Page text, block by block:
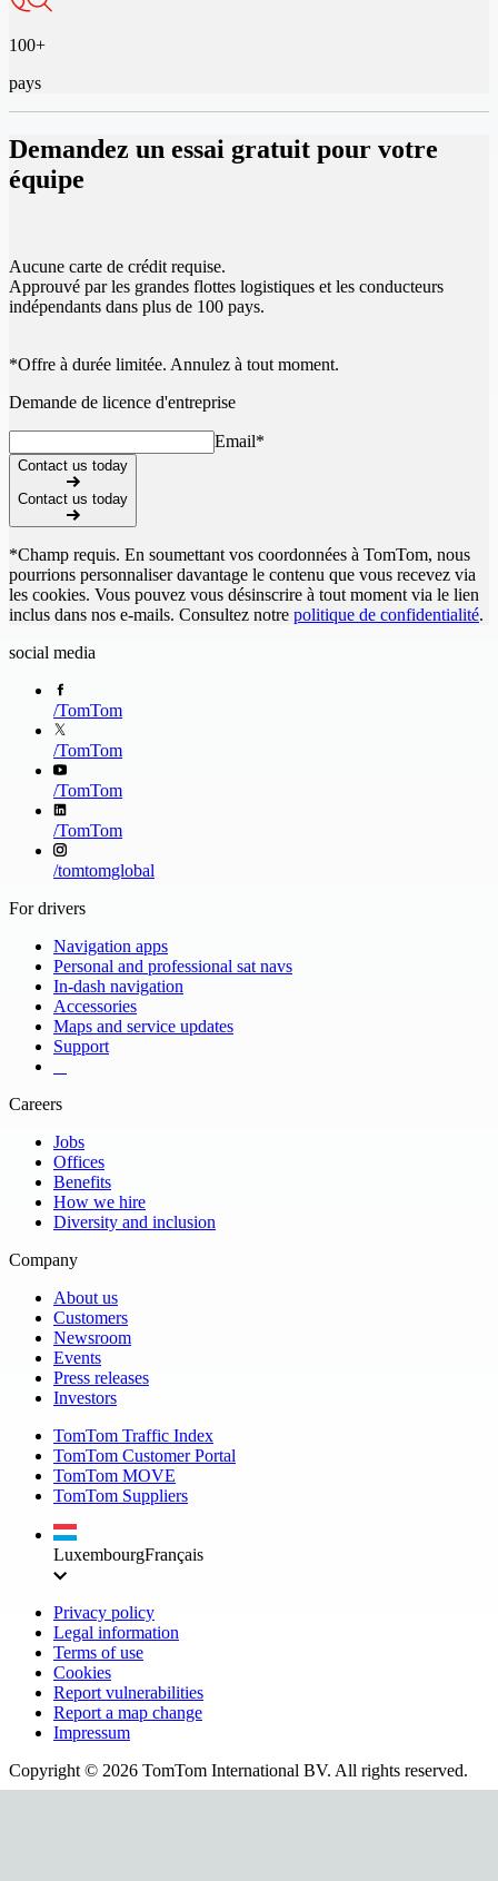
100+
pays
Demandez un essai gratuit pour votre
équipe
Aucune carte de crédit requise.
Approuvé par les grandes flottes logistiques et les conducteurs
indépendants dans plus de 100 pays.
*Offre à durée limitée. Annulez à tout moment.
Demande de licence d'entreprise
Email*
Contact us today
Contact us today
*Champ requis. En soumettant vos coordonnées à TomTom, nous
pourrions personnaliser davantage le contenu que vous recevez via
les cookies. Vous pouvez vous désinscrire à tout moment via le lien
inclus dans nos e-mails. Consultez notre politique de confidentialité.
social media
/TomTom
/TomTom
/TomTom
/TomTom
/tomtomglobal
For drivers
Navigation apps
Personal and professional sat navs
In-dash navigation
Accessories
Maps and service updates
Support
Careers
Jobs
Offices
Benefits
How we hire
Diversity and inclusion
Company
About us
Customers
Newsroom
Events
Press releases
Investors
TomTom Traffic Index
TomTom Customer Portal
TomTom MOVE
TomTom Suppliers
LuxembourgFrançais
Privacy policy
Legal information
Terms of use
Cookies
Report vulnerabilities
Report a map change
Impressum
Copyright © 2026 TomTom International BV. All rights reserved.